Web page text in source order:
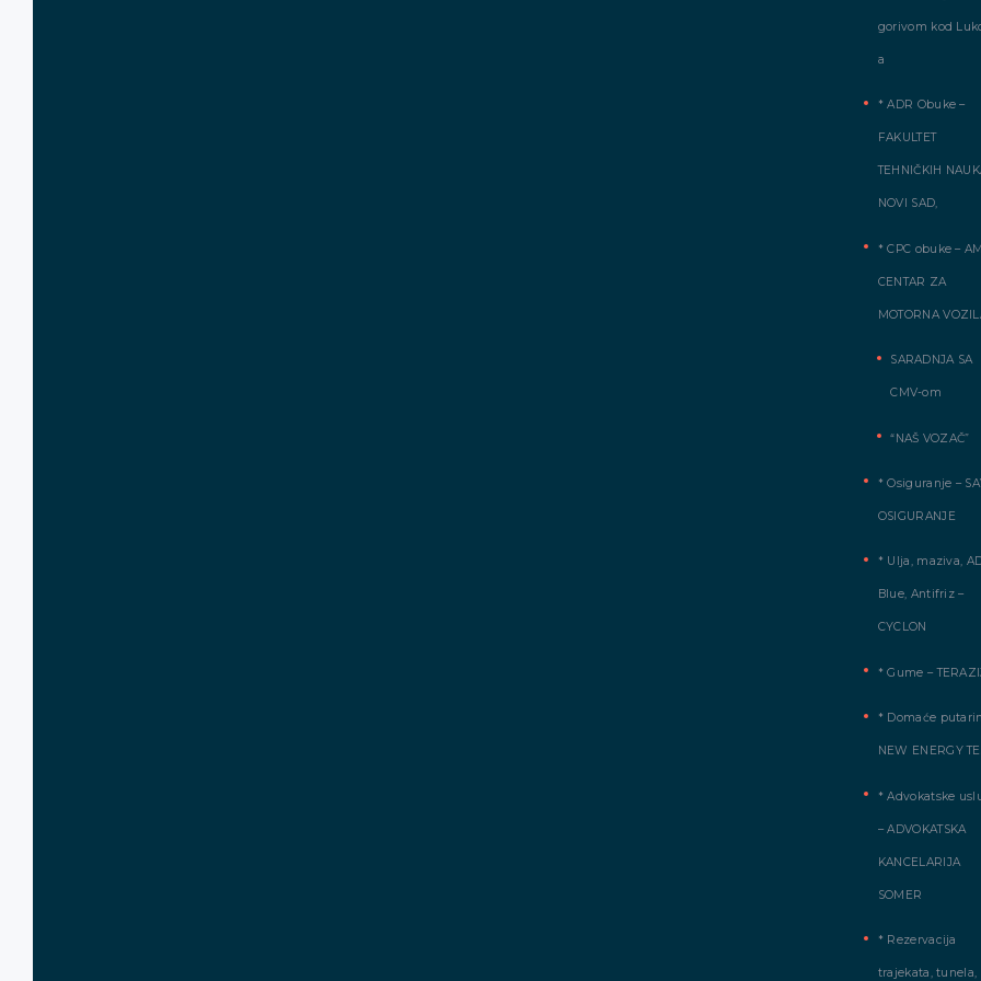
gorivom kod
a
* ADR Obuke –
FAKULTET
TEHNIČKIH
NOVI SAD,
* CPC obuke –
CENTAR ZA
MOTORNA
SARADNJA SA
CMV-om
“NAŠ VOZAČ”
* Osiguranje –
OSIGURANJE
* Ulja, maziva,
Blue, Antifriz –
CYCLON
* Gume –
* Domaće
NEW ENERGY
* Advokatske
– ADVOKATSKA
KANCELARIJA
SOMER
* Rezervacija
trajekata, tunela,